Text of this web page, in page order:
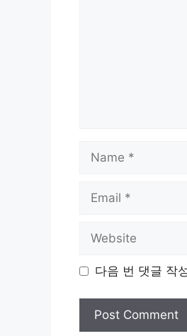
Name
Email
Website
다음 번 댓글 작